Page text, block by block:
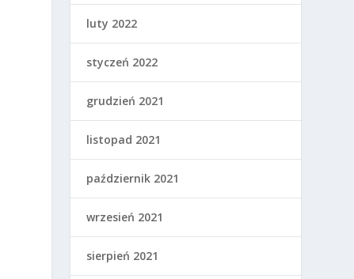
luty 2022
styczeń 2022
grudzień 2021
listopad 2021
październik 2021
wrzesień 2021
sierpień 2021